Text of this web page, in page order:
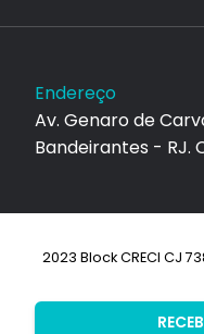
Endereço
Av. Genaro de
Bandeirantes - RJ.
2023 Block CRECI CJ